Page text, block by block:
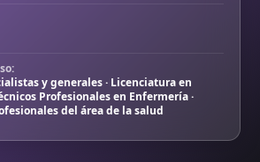
y generales · Licenciatura en
Profesionales en Enfermería ·
del área de la salud